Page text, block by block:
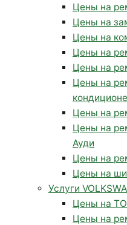
Цены на
Цены на
Цены на
Цены на
Цены на
Цены на
Цены на
Цены на
Ауди
Цены на
Цены на
Услуги
Цены на ТО
Цены на